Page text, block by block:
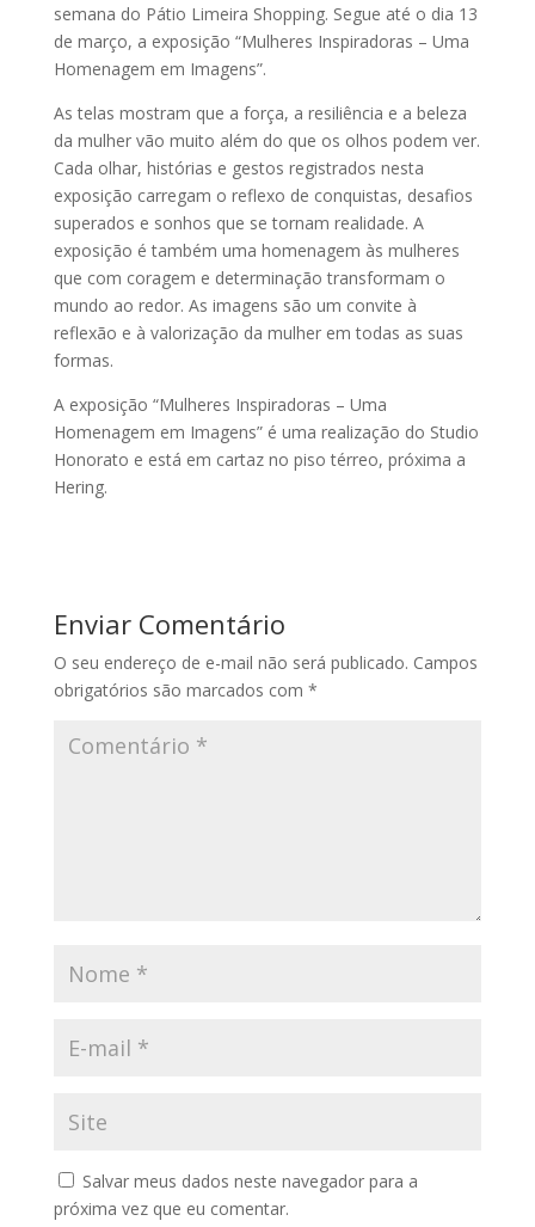
semana do Pátio Limeira Shopping. Segue até o dia 13
de março, a exposição “Mulheres Inspiradoras – Uma
Homenagem em Imagens”.
As telas mostram que a força, a resiliência e a beleza
da mulher vão muito além do que os olhos podem ver.
Cada olhar, histórias e gestos registrados nesta
exposição carregam o reflexo de conquistas, desafios
superados e sonhos que se tornam realidade. A
exposição é também uma homenagem às mulheres
que com coragem e determinação transformam o
mundo ao redor. As imagens são um convite à
reflexão e à valorização da mulher em todas as suas
formas.
A exposição “Mulheres Inspiradoras – Uma
Homenagem em Imagens” é uma realização do Studio
Honorato e está em cartaz no piso térreo, próxima a
Hering.
Enviar Comentário
O seu endereço de e-mail não será publicado. Campos
obrigatórios são marcados com *
Salvar meus dados neste navegador para a
próxima vez que eu comentar.